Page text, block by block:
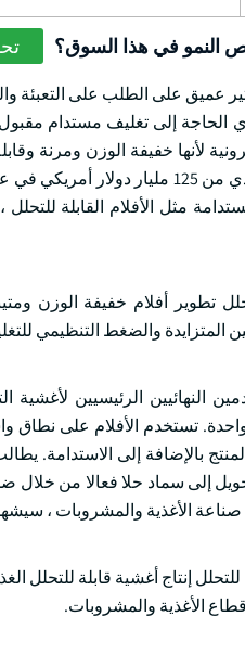
النمو في هذا السوق؟
عميق على الطلب على التعبئة
إلى تغليف مستدام مقبول
مثل الأفلام القابلة
تطوير أفلام خفيفة الوزن
المتزايدة والضغط التنظيمي
النهائيين الرئيسيين لأغشية
تستخدم الأفلام على نطاق
بالإضافة إلى الاستدامة.
إلى سماد حلا فعالا من
الأغذية والمشروبات ،
إنتاج أغشية قابلة للتحلل
الأغذية والمشروبات.